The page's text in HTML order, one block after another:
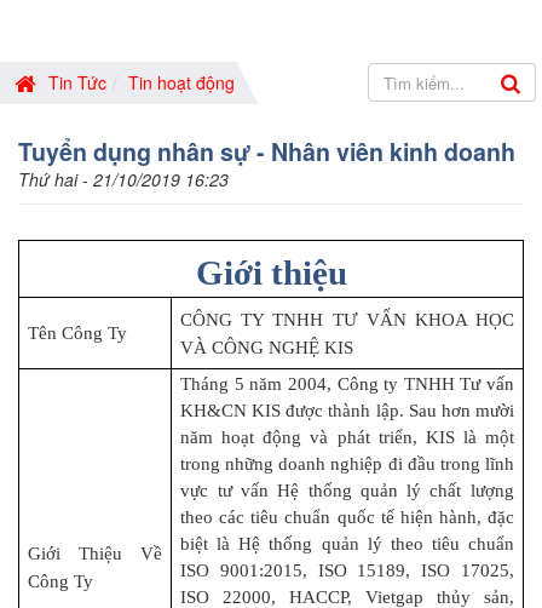
Tin Tức Tin hoạt động
Tuyển dụng nhân sự - Nhân viên kinh doanh
Thứ hai - 21/10/2019 16:23
Giới thiệu
Tên Công Ty
CÔNG TY TNHH TƯ VẤN KHOA HỌC
VÀ CÔNG NGHỆ KIS
Giới Thiệu Về
Công Ty
Tháng 5 năm 2004, Công ty TNHH Tư vấn
KH&CN KIS được thành lập. Sau hơn mười
năm hoạt động và phát triển, KIS là một
trong những doanh nghiệp đi đầu trong lĩnh
vực tư vấn Hệ thống quản lý chất lượng
theo các tiêu chuẩn quốc tế hiện hành, đặc
biệt là Hệ thống quản lý theo tiêu chuẩn
ISO 9001:2015, ISO 15189, ISO 17025,
ISO 22000, HACCP, Vietgap thủy sản,